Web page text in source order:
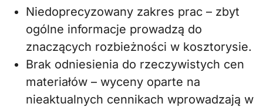
Niedoprecyzowany zakres prac – zbyt
ogólne informacje prowadzą do
znaczących rozbieżności w kosztorysie.
Brak odniesienia do rzeczywistych cen
materiałów – wyceny oparte na
nieaktualnych cennikach wprowadzają w